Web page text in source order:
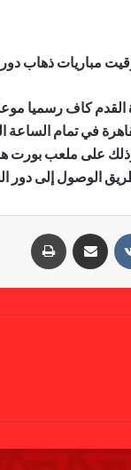
من دوري أبطال أفريقيا للأندية
في تمام
وذلك على ملعب
الوصول إلى دور